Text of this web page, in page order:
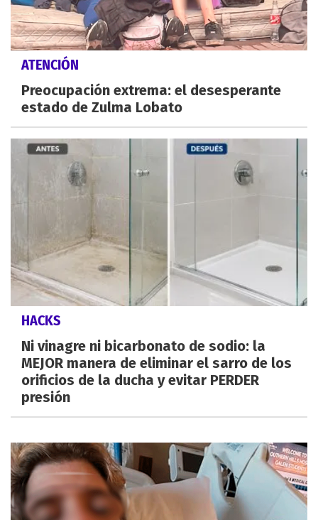
ATENCIÓN
Preocupación extrema: el desesperante
estado de Zulma Lobato
HACKS
Ni vinagre ni bicarbonato de sodio: la
MEJOR manera de eliminar el sarro de los
orificios de la ducha y evitar PERDER
presión